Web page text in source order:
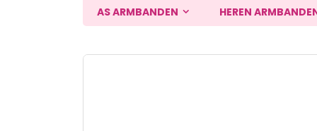
AS ARMBANDEN HEREN
Ga